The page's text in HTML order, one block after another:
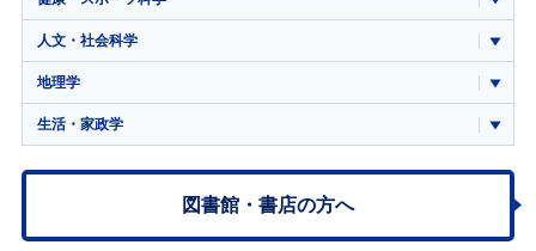
人文・社会科学
地理学
生活・家政学
図書館・書店の方へ